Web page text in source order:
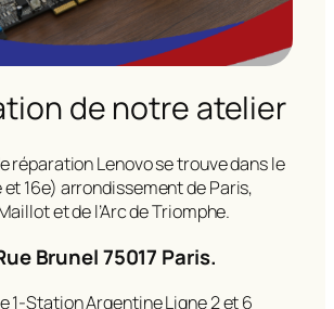
de notre atelier
réparation Lenovo se trouve dans le
et 16e) arrondissement de Paris,
et de l’Arc de Triomphe.
Brunel 75017 Paris.
1-Station Argentine Ligne 2 et 6